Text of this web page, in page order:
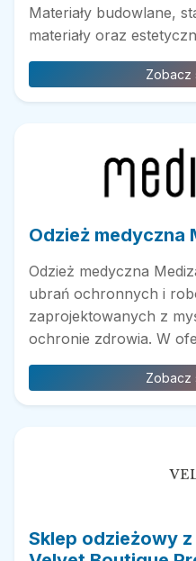
Materiały budowlane,
materiały oraz
Zobacz
Odzież medyczna
Odzież medyczna
ubrań ochronnych i
zaprojektowanych z
ochronie zdrowia. W
Zobacz
Sklep odzieżowy